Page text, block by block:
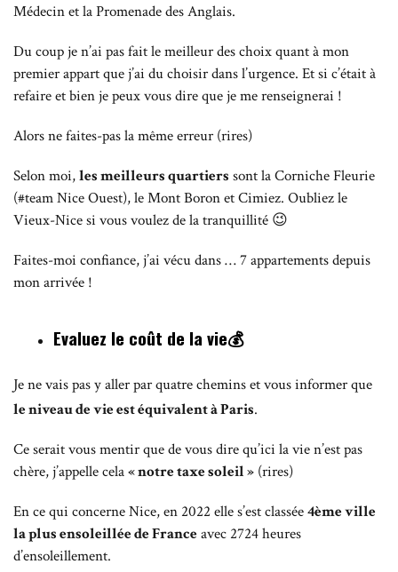
Médecin et la Promenade des Anglais.
Du coup je n’ai pas fait le meilleur des choix quant à mon
premier appart que j’ai du choisir dans l’urgence. Et si c’était à
refaire et bien je peux vous dire que je me renseignerai !
Alors ne faites-pas la même erreur (rires)
Selon moi,les meilleurs quartiers sont la Corniche Fleurie
(#team Nice Ouest), le Mont Boron et Cimiez. Oubliez le
Vieux-Nice si vous voulez de la tranquillité 😉
Faites-moi confiance, j’ai vécu dans … 7 appartements depuis
mon arrivée !
Evaluez le coût de la vie💰
Je ne vais pas y aller par quatre chemins et vous informer que
le niveau de vie est équivalent à Paris.
Ce serait vous mentir que de vous dire qu’ici la vie n’est pas
chère, j’appelle cela« notre taxe soleil » (rires)
En ce qui concerne Nice, en 2022 elle s’est classée4ème ville
la plus ensoleillée de Franceavec 2724 heures
d’ensoleillement.